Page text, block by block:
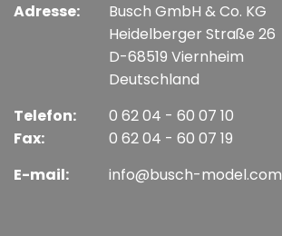
Adresse:
Busch GmbH & Co. KG
Heidelberger Straße 26
D-68519 Viernheim
Deutschland
Telefon:
Fax:
0 62 04 - 60 07 10
0 62 04 - 60 07 19
E-mail:
info@busch-model.com